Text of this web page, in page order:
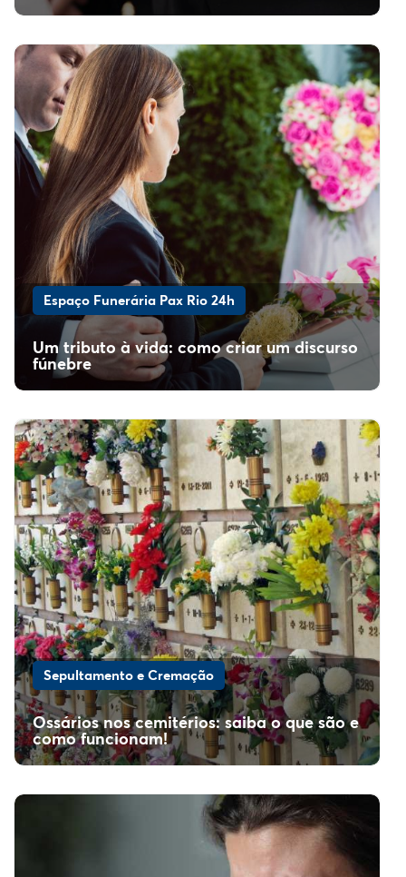
Espaço Funerária Pax Rio 24h
Um tributo à vida: como criar um discurso
fúnebre
Sepultamento e Cremação
Ossários nos cemitérios: saiba o que são e
como funcionam!